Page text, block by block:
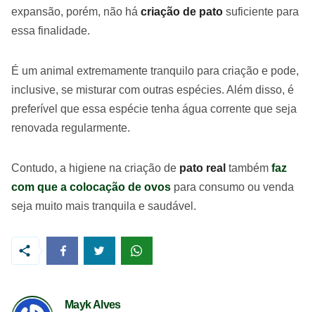
expansão, porém, não há criação de pato suficiente para
essa finalidade.
É um animal extremamente tranquilo para criação e pode,
inclusive, se misturar com outras espécies. Além disso, é
preferível que essa espécie tenha água corrente que seja
renovada regularmente.
Contudo, a higiene na criação de pato real também faz
com que a colocação de ovos para consumo ou venda
seja muito mais tranquila e saudável.
Mayk Alves